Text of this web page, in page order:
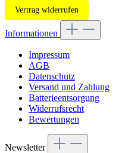
Vertrag widerrufen
Informationen
Impressum
AGB
Datenschutz
Versand und Zahlung
Batterieentsorgung
Widerrufsrecht
Bewertungen
Newsletter